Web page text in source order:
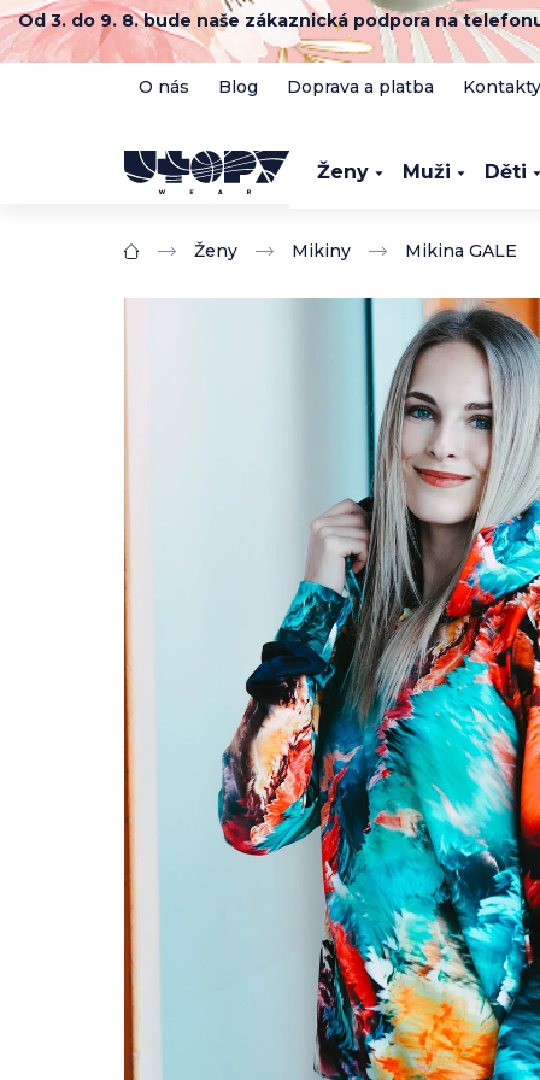
Přejít
na
obsah
Od 3. do 9. 8. bude naše zákaznická podpora na
O nás Blog Doprava a platba Kontakty
Ženy Muži Děti
Domů Ženy Mikiny Mikina GALE